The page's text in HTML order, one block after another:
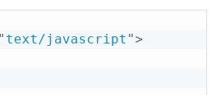
" text/javascript ">